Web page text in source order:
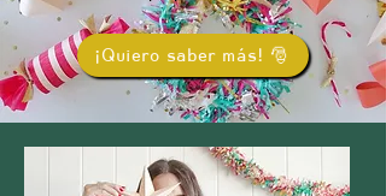
¡Quiero saber más! 🎅